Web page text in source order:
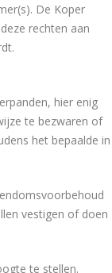
De Koper
rechten aan
hier enig
te bezwaren of
het bepaalde in
vestigen of doen
te stellen.